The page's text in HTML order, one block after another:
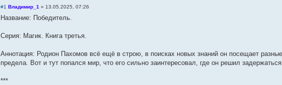
#1 Владимир_1 » 13.05.2025, 07:26
Название: Победитель.
Серия: Магик. Книга третья.
Аннотация: Родион Пахомов всё ещё в строю, в поисках новых знаний он посещает
предела. Вот и тут попался мир, что его сильно заинтересовал, где он решил
***